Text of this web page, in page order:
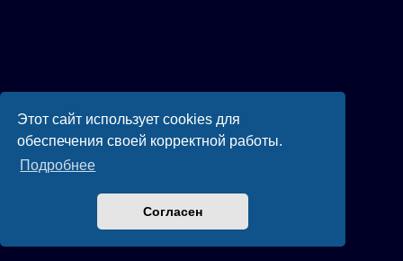
Этот сайт использует cookies для
обеспечения своей корректной работы.
Подробнее
Согласен